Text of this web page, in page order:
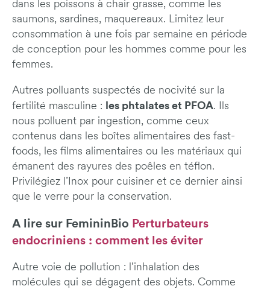
dans les poissons à chair grasse, comme les
saumons, sardines, maquereaux. Limitez leur
consommation à une fois par semaine en période
de conception pour les hommes comme pour les
femmes.
Autres polluants suspectés de nocivité sur la
fertilité masculine :
les phtalates et PFOA. Ils
nous polluent par ingestion, comme ceux
contenus dans les boîtes alimentaires des fast-
foods, les films alimentaires ou les matériaux qui
émanent des rayures des poêles en téflon.
Privilégiez l’Inox pour cuisiner et ce dernier ainsi
que le verre pour la conservation.
A lire sur FemininBio Perturbateurs
endocriniens : comment les éviter
Autre voie de pollution : l’inhalation des
molécules qui se dégagent des objets. Comme